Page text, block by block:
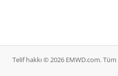
Telif hakkı © 2026 EMWD.com. Tüm